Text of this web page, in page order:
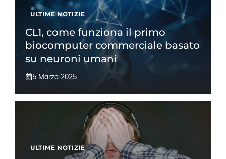
ULTIME NOTIZIE
CL1, come funziona il primo
biocomputer commerciale basato
su neuroni umani
5 Marzo 2025
ULTIME NOTIZIE